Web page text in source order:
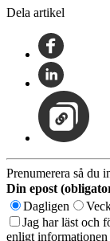
Dela artikel
Prenumerera så du
Din epost
Dagligen
Jag har läst och
enligt informationen